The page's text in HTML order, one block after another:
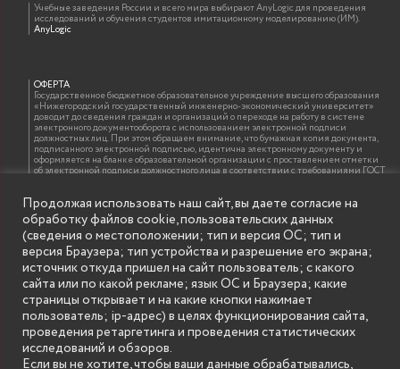
Учебные заведения России и всего мира выбирают AnyLogic для проведения
исследований и обучения студентов имитационному моделированию (ИМ).
AnyLogic
ОФЕРТА
Государственное бюджетное образовательное учреждение высшего образования
«Нижегородский государственный инженерно-экономический университет»
доводит до сведения граждан и организаций о переходе на работу в системе
электронного документооборота с использованием электронной подписи
должностных лиц. При этом обращаем внимание, что бумажная копия документа,
подписанного электронной подписью, идентична электронному документу и
оформляется на бланке образовательной организации с проставлением отметки
об электронной подписи должностного лица в соответствии с требованиями ГОСТ
ИНФОРМАЦИЯ ДЛЯ ПРАВООБЛАДАТЕЛЕЙ
Все права на аудио и видео материалы, представленные на нашем сайте
принадлежат их законным владельцам и предназначены только для ознакомления.
Наличие материалов на сайте никаким образом не претендует на обозначение
нашего авторского права на данные материалы. Авторы не несут ответственности
за возможные последствия использования их в целях, запрещенных Уголовным
Кодексом Российской Федерации. Если вы соглашаетесь с указанными
условиями, то можете приступить к просмотру материалов. Иначе вы должны
немедленно покинуть сайт. Все материалы, размещенные на сайте, взяты с
открытых (общедоступных) источников. Если Вы являетесь правообладателем
какого-либо материала, размещённого на этом сайте, и не хотели бы чтобы данная
информация распространялась без Вашего на то согласия, то мы будем рады
Продолжая использовать наш сайт, вы даете согласие на
обработку файлов cookie, пользовательских данных
(сведения о местоположении; тип и версия ОС; тип и
версия Браузера; тип устройства и разрешение его экрана;
источник откуда пришел на сайт пользователь; с какого
сайта или по какой рекламе; язык ОС и Браузера; какие
страницы открывает и на какие кнопки нажимает
пользователь; ip-адрес) в целях функционирования сайта,
проведения ретаргетинга и проведения статистических
исследований и обзоров.
Если вы не хотите, чтобы ваши данные обрабатывались,